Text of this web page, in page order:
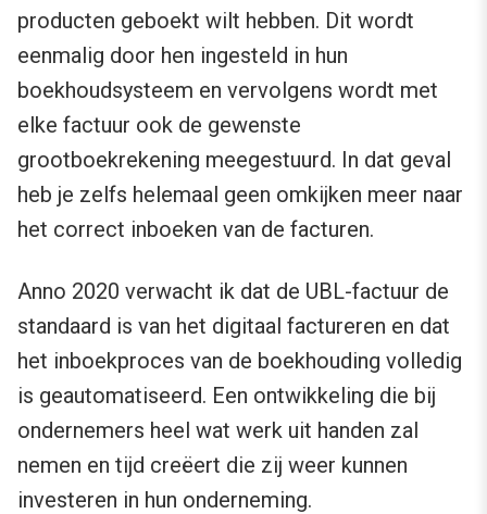
producten geboekt wilt hebben. Dit wordt
eenmalig door hen ingesteld in hun
boekhoudsysteem en vervolgens wordt met
elke factuur ook de gewenste
grootboekrekening meegestuurd. In dat geval
heb je zelfs helemaal geen omkijken meer naar
het correct inboeken van de facturen.
Anno 2020 verwacht ik dat de UBL-factuur de
standaard is van het digitaal factureren en dat
het inboekproces van de boekhouding volledig
is geautomatiseerd. Een ontwikkeling die bij
ondernemers heel wat werk uit handen zal
nemen en tijd creëert die zij weer kunnen
investeren in hun onderneming.